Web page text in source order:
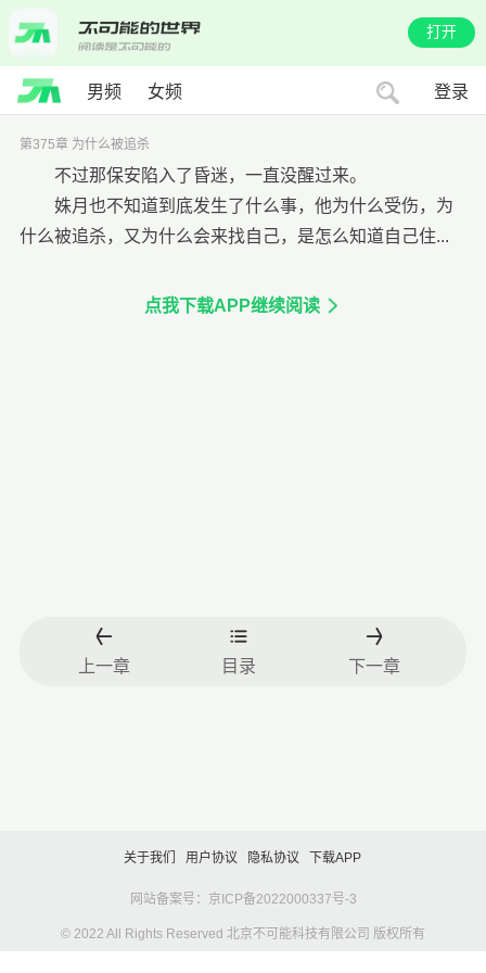
打开
男频 女频 登录
第375章 为什么被追杀
不过那保安陷入了昏迷，一直没醒过来。
姝月也不知道到底发生了什么事，他为什么受伤，为
什么被追杀，又为什么会来找自己，是怎么知道自己住...
点我下载APP继续阅读
上一章 目录 下一章
关于我们 用户协议 隐私协议 下载APP
网站备案号：京ICP备2022000337号-3
© 2022 All Rights Reserved 北京不可能科技有限公司 版权所有